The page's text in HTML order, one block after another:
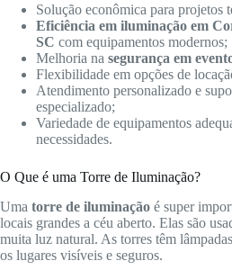
Solução econômica para projetos
Eficiência em iluminação em
SC com equipamentos modernos;
Melhoria na segurança em
Flexibilidade em opções de
Atendimento personalizado e
especializado;
Variedade de equipamentos
necessidades.
O Que é uma Torre de Iluminação?
Uma torre de iluminação é super
locais grandes a céu aberto. Elas são
muita luz natural. As torres têm
os lugares visíveis e seguros.